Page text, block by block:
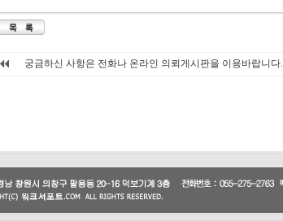
궁금하신 사항은 전화나 온라인 의뢰게시판을 이용바랍니다.